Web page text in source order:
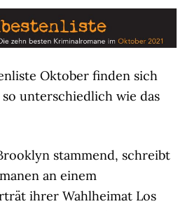
Oktober finden sich
unterschiedlich wie das
stammend, schreibt
an einem
ihrer Wahlheimat Los